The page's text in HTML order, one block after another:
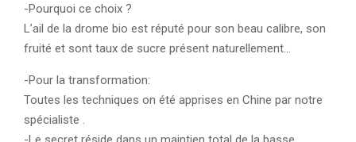
-Pourquoi ce choix ?
L’ail de la drome bio est réputé pour son beau calibre, son
fruité et sont taux de sucre présent naturellement…
-Pour la transformation:
Toutes les techniques on été apprises en Chine par notre
spécialiste .